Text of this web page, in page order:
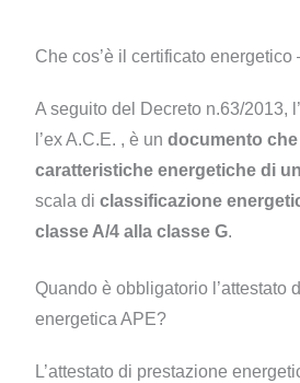
Che cos’è il certificato energetico
A seguito del Decreto n.63/2013,
l’ex A.C.E. , è un documento
caratteristiche energetiche di
scala di classificazione
classe A/4 alla classe G.
Quando è obbligatorio l’attestato
energetica APE?
L’attestato di prestazione